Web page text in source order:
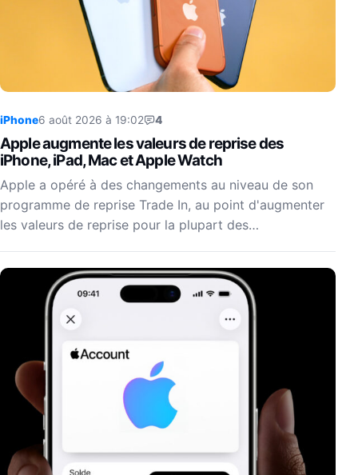
iPhone6 août 2026 à 19:02 4
Apple augmente les valeurs de reprise des
iPhone, iPad, Mac et Apple Watch
Apple a opéré à des changements au niveau de son
programme de reprise Trade In, au point d'augmenter
les valeurs de reprise pour la plupart des…